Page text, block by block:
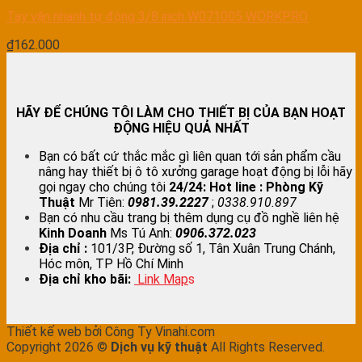
Tay vặn nhanh tự động 3/8 inch W071005 WORKPRO
₫162.000
HÃY ĐỂ CHÚNG TÔI LÀM CHO THIẾT BỊ CỦA BẠN HOẠT
ĐỘNG HIỆU QUẢ NHẤT
Bạn có bất cứ thắc mắc gì liên quan tới sản phẩm cầu
nâng hay thiết bị ô tô xưởng garage hoạt động bị lỗi hãy
gọi ngay cho chúng tôi 24/24: Hot line : Phòng Kỹ
Thuật Mr Tiên: 0981.39.2227; 0338.910.897
Bạn có nhu cầu trang bị thêm dụng cụ đồ nghề liên hệ
Kinh Doanh Ms Tú Anh: 0906.372.023
Địa chỉ : 101/3P, Đường số 1, Tân Xuân Trung Chánh,
Hóc môn, TP Hồ Chí Minh
Địa chỉ kho bãi: Link Maps
Thiết kế web bởi Công Ty Vinahi.com
Copyright 2026 © Dịch vụ kỹ thuật All Rights Reserved.